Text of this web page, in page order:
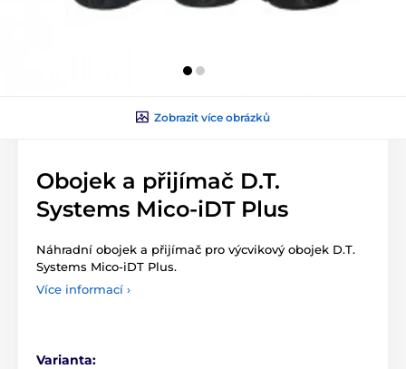
Zobrazit více obrázků
Obojek a přijímač D.T.
Systems Mico-iDT Plus
Náhradní obojek a přijímač pro výcvikový obojek D.T.
Systems Mico-iDT Plus.
Více informací ›
Varianta: